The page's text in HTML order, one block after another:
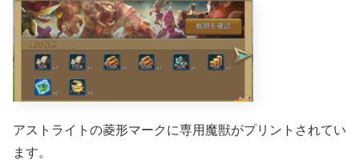
アストライトの菱形マークに専用魔獣がプリントされてい
ます。